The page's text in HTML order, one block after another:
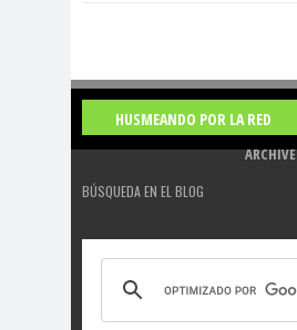
HUSMEANDO POR LA RED
ARCHIVE
BÚSQUEDA EN EL BLOG